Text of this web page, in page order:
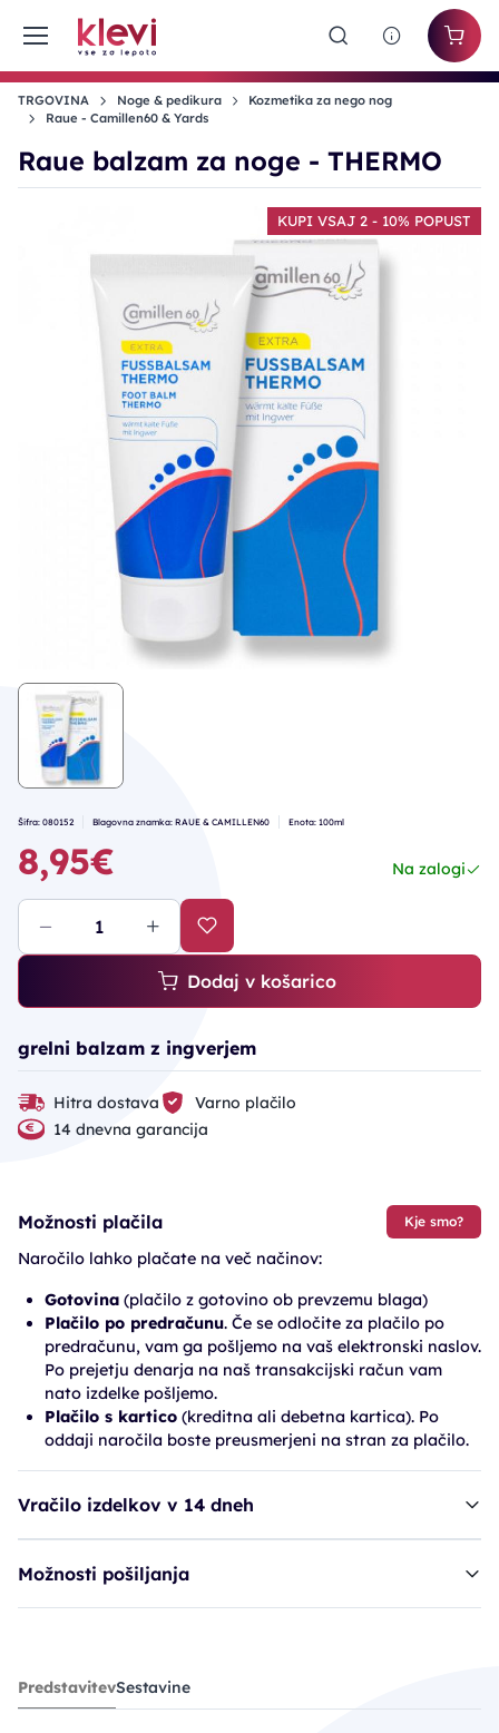
TRGOVINA Noge & pedikura
Kozmetika za nego nog
Raue - Camillen60 & Yards
Raue balzam za noge - THERMO
KUPI VSAJ 2 - 10% POPUST
Šifra: 080152 Blagovna znamka: RAUE & CAMILLEN60 Enota: 100ml
8,95€ Na zalogi
Dodaj v košarico
grelni balzam z ingverjem
Hitra dostava
Varno plačilo
14 dnevna garancija
Možnosti plačila Kje smo?
Naročilo lahko plačate na več načinov:
Gotovina (plačilo z gotovino ob prevzemu blaga)
Plačilo po predračunu. Če se odločite za plačilo po
predračunu, vam ga pošljemo na vaš elektronski naslov.
Po prejetju denarja na naš transakcijski račun vam
nato izdelke pošljemo.
Plačilo s kartico (kreditna ali debetna kartica). Po
oddaji naročila boste preusmerjeni na stran za plačilo.
Vračilo izdelkov v 14 dneh
Možnosti pošiljanja
Raue balzam za noge - THERMO
8,95€
PredstavitevSestavine